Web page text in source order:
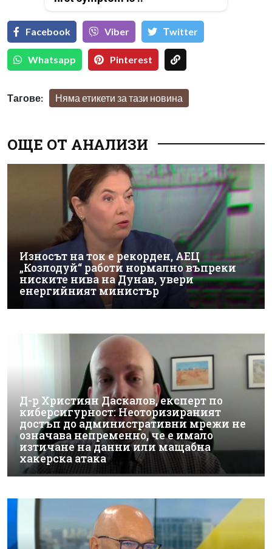
Facebook Viber Тwitter
Whatsapp Pinterest
Тагове: Няма етикети за тази новина
ОЩЕ ОТ АНАЛИЗИ
Износът на ток е рекорден, АЕЦ
„Козлодуй“ работи нормално въпреки
ниските нива на Дунав, увери
енергийният министър
Д-р Християн Даскалов, експерт по
киберсигурност: Неоторизираният
достъп до административни мрежи не
означава непременно, че е имало
изтичане на данни или мащабна
хакерска атака